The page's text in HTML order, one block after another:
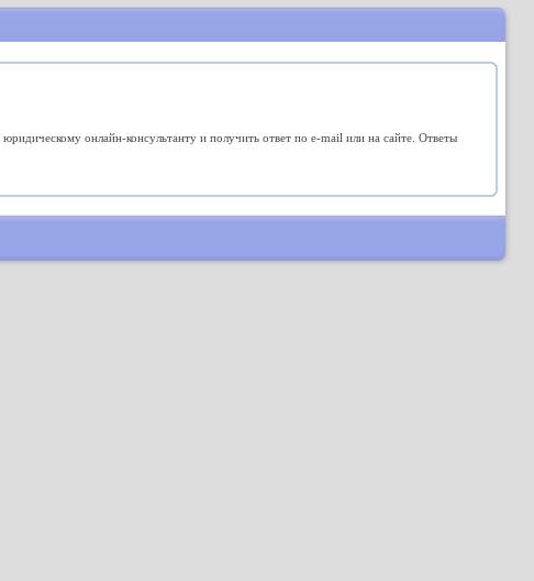
онлайн-консультанту и получить ответ по e-mail или на сайте. Ответы